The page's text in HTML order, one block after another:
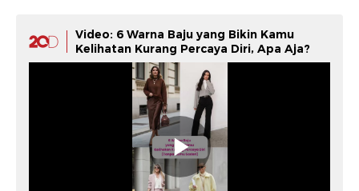
Video: 6 Warna Baju yang Bikin Kamu
Kelihatan Kurang Percaya Diri, Apa Aja?